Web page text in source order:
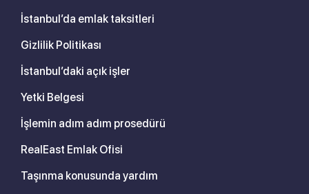
İstanbul’da emlak taksitleri
Gizlilik Politikası
İstanbul’daki açık işler
Yetki Belgesi
İşlemin adım adım prosedürü
RealEast Emlak Ofisi
Taşınma konusunda yardım